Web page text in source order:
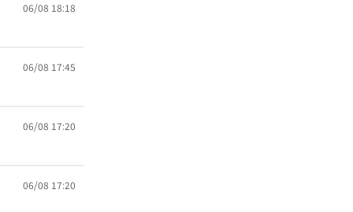
06/08 18:18
06/08 17:45
06/08 17:20
06/08 17:20